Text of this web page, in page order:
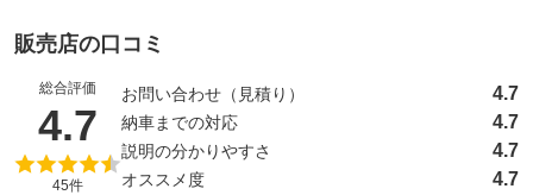
販売店の口コミ
総合評価
4.7 （5点満点中）
45件
お問い合わせ（見積り） 4.7
納車までの対応 4.7
説明の分かりやすさ 4.7
オススメ度 4.7